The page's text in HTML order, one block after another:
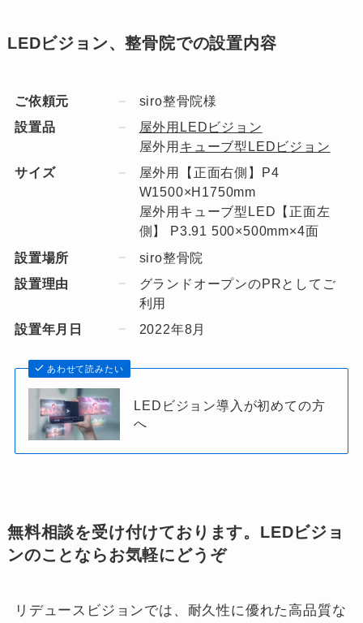
LEDビジョン、整骨院での設置内容
ご依頼元
siro整骨院様
設置品
屋外用LEDビジョン
屋外用 キューブ型LEDビジョン
サイズ
屋外用【正面右側】P4
W1500×H1750mm
屋外用キューブ型LED【正面左
側】 P3.91 500×500mm×4面
設置場所
siro整骨院
設置理由
グランドオープンのPRとしてご
利用
設置年月日
2022年8月
あわせて読みたい
LEDビジョン導入が初めての方
へ
無料相談を受け付けております。LEDビジョ
ンのことならお気軽にどうぞ
リデュースビジョンでは、耐久性に優れた高品質な